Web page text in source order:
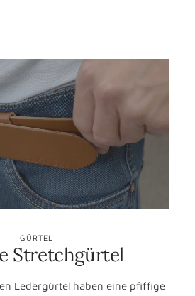
GÜRTEL
Stretchgürtel
Ledergürtel haben eine pfiffige